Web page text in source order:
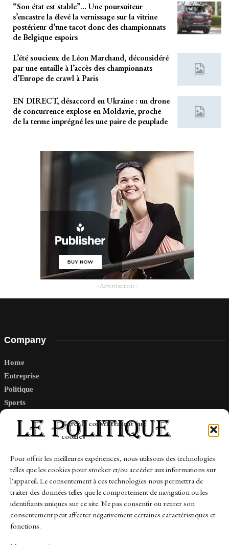
Gérer le consentement aux
cookies
Pour offrir les meilleures expériences, nous utilisons des technologies
telles que les cookies pour stocker et/ou accéder aux informations sur
l'appareil. Le consentement à ces technologies nous permettra de
traiter des données telles que le comportement de navigation ou les
identifiants uniques sur ce site. Ne pas consentir ou retirer son
consentement peut affecter négativement certaines caractéristiques et
fonctions.
“Son état est stable”… Une poursuiteur
s’encastre la élevé la vernissage sur la vitrine
postérieur d’une tacot donc des championnats
de Belgique espoirs
L’été soucieux de Léon Marchand, déconsidéré
par une entaille à l’accès des championnats
d’Europe de crawl à Paris
EN DIRECT, désaccord en Ukraine : un drone
de concurrence explose en Moldavie, proche
de la terme imprégné les une paire de peuplade
- Advertisement -
Company
Home
Entreprise
Politique
Sports
Links
Contact
Sitemap